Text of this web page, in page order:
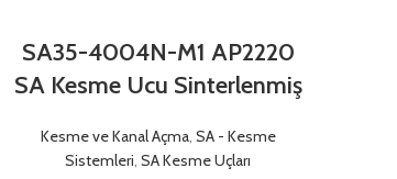
SA35-4004N-M1 AP2220
SA Kesme Ucu Sinterlenmiş
Kesme ve Kanal Açma, SA - Kesme
Sistemleri, SA Kesme Uçları